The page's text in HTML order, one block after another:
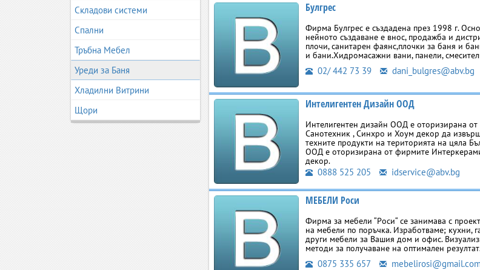
Складови системи
Спални
Тръбна Мебел
Уреди за Баня
Хладилни Витрини
Щори
Булгрес
Фирма Булгрес е създадена през 1998 г.
нейното съз­даване е внос, продажба и
плочи, санитарен фаянс,плочки за баня и
и бани.Хидромасажни вани, панели,
02/ 442 73 39 dani_bulgres@abv.bg
Интелигентен Дизайн ООД
Интелигентен дизайн ООД е оторизирана
Санотехник , Синхро и Хоум декор да
техните продукти на територията на цяла
ООД е оторизирана от фирмите
декор.
0888 525 205 idservice@abv.bg
МЕБЕЛИ Роси
Фирма за мебели “Роси“ се занимава с
на мебели по поръчка. Изработваме; кухни,
други мебели за Вашия дом и офис.
методи за получаване на оптимален
0875 335 657